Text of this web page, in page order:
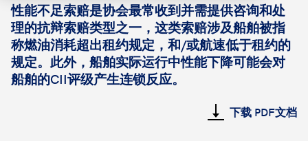
性能不足索赔是协会最常收到并需提供咨询和处
理的抗辩索赔类型之一，这类索赔涉及船舶被指
称燃油消耗超出租约规定，和/或航速低于租约的
规定。此外，船舶实际运行中性能下降可能会对
船舶的CII评级产生连锁反应。
下载 PDF文档